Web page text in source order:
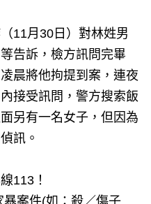
11月30日）對林姓男
告訴，檢方訊問完畢
晨將他拘提到案，連夜
接受訊問，警方搜索飯
另有一名女子，但因為
訊。
113！